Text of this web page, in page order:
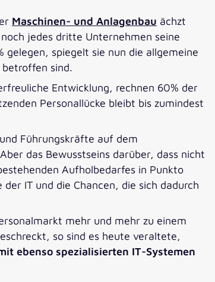
Maschinen- und Anlagenbau ächzt
jedes dritte Unternehmen seine
spiegelt sie nun die allgemeine
sind.
Entwicklung, rechnen 60% der
Personallücke bleibt bis zumindest
Führungskräfte auf dem
das Bewusstseins darüber, dass nicht
Aufholbedarfes in Punkto
IT und die Chancen, die sich dadurch
mehr und mehr zu einem
so sind es heute veraltete,
ebenso spezialisierten IT-Systemen